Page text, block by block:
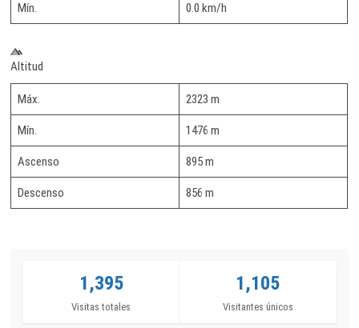
Mín. 0.0 km/h
Altitud
Máx. 2323 m
Mín. 1476 m
Ascenso 895 m
Descenso 856 m
1,395
Visitas totales
1,105
Visitantes únicos